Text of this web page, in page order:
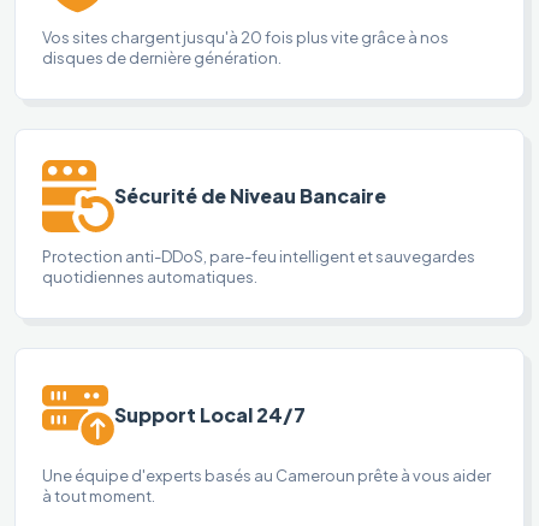
Vos sites chargent jusqu'à 20 fois plus vite grâce à nos
disques de dernière génération.
Sécurité de Niveau Bancaire
Protection anti-DDoS, pare-feu intelligent et sauvegardes
quotidiennes automatiques.
Support Local 24/7
Une équipe d'experts basés au Cameroun prête à vous aider
à tout moment.